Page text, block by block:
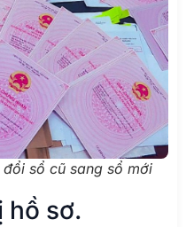
sổ cũ sang sổ mới
hồ sơ.